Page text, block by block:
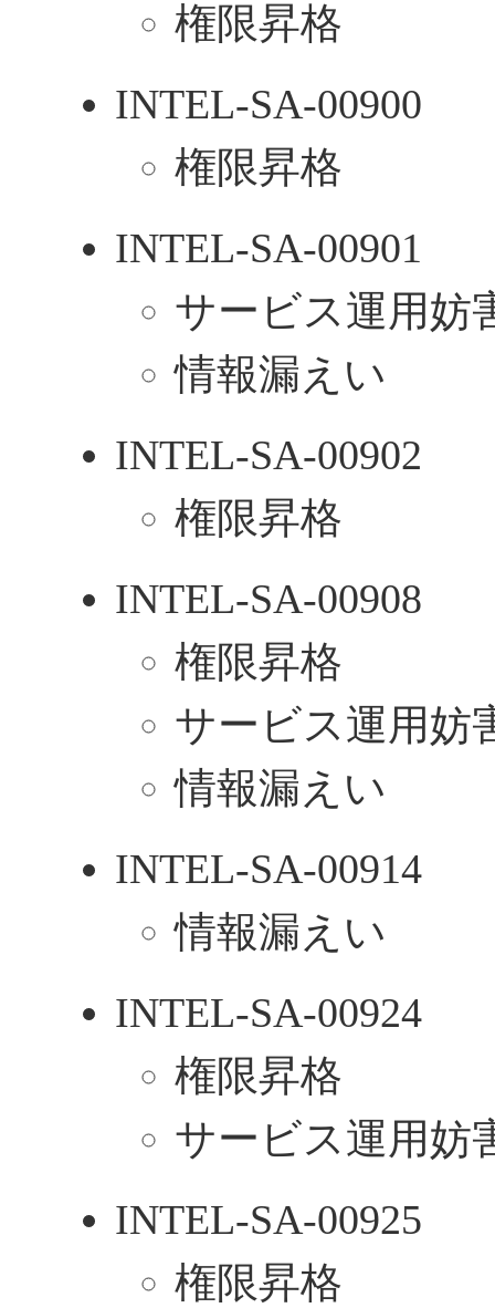
権限昇格
INTEL-SA-00900
権限昇格
INTEL-SA-00901
サービス運用妨
情報漏えい
INTEL-SA-00902
権限昇格
INTEL-SA-00908
権限昇格
サービス運用妨
情報漏えい
INTEL-SA-00914
情報漏えい
INTEL-SA-00924
権限昇格
サービス運用妨
INTEL-SA-00925
権限昇格